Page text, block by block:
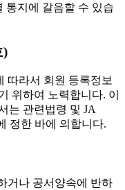
통지에 갈음할 수 있습
)
따라서 회원 등록정보
위하여 노력합니다. 이
는 관련법령 및 JA
정한 바에 의합니다.
거나 공서양속에 반하